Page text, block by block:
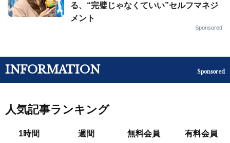
る、“完璧じゃなくていい”セルフマネジ
メント
Sponsored
INFORMATION Sponsored
人気記事ランキング
1時間 週間 無料会員 有料会員